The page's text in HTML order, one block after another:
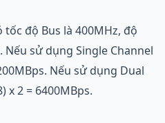
độ Bus là 400MHz, độ
sử dụng Single Channel
Nếu sử dụng Dual
x 2 = 6400MBps.